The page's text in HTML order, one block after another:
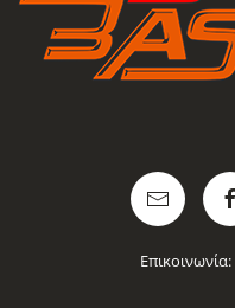
Επικοινωνία: